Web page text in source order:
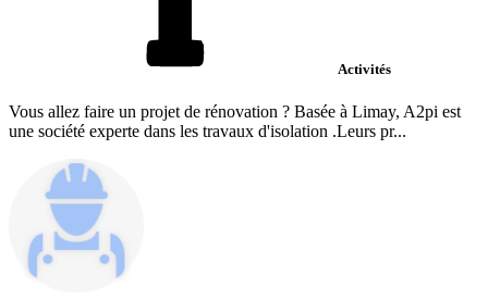
Activités
Vous allez faire un projet de rénovation ? Basée à Limay, A2pi est
une société experte dans les travaux d'isolation .Leurs pr...